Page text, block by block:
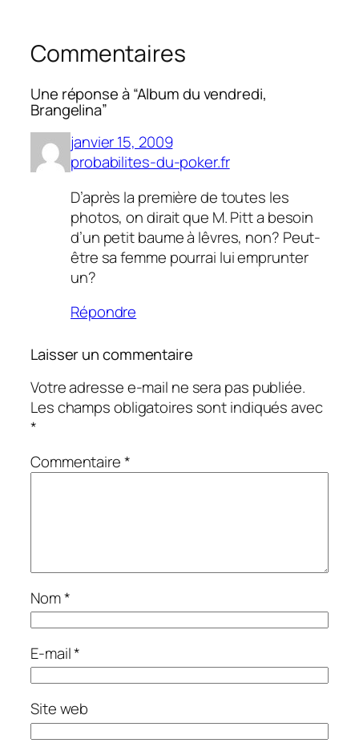
Commentaires
Une réponse à “Album du vendredi,
Brangelina”
janvier 15, 2009
probabilites-du-poker.fr
D’après la première de toutes les
photos, on dirait que M. Pitt a besoin
d’un petit baume à lêvres, non? Peut-
être sa femme pourrai lui emprunter
un?
Répondre
Laisser un commentaire
Votre adresse e-mail ne sera pas publiée.
Les champs obligatoires sont indiqués avec
*
Commentaire*
Nom*
E-mail*
Site web